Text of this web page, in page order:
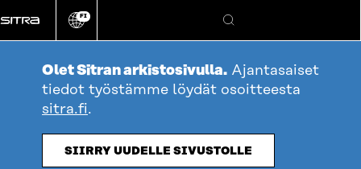
suoraan
sisältöön
Vaihda
kieli
FI
Hae
Olet Sitran arkistosivulla. Ajantasaiset
tiedot työstämme löydät osoitteesta
sitra.fi.
SIIRRY UUDELLE SIVUSTOLLE